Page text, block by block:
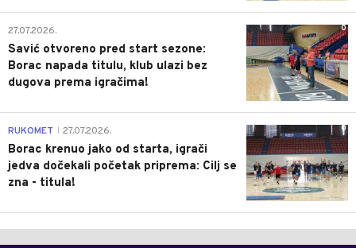
0
27.07.2026.
Savić otvoreno pred start sezone:
Borac napada titulu, klub ulazi bez
dugova prema igračima!
0
RUKOMET 27.07.2026.
Borac krenuo jako od starta, igrači
jedva dočekali početak priprema: Cilj se
zna - titula!